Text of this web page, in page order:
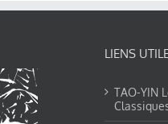
LIENS
TAO-YIN